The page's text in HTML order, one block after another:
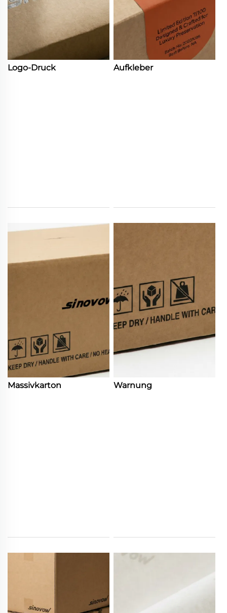
Logo-Druck Aufkleber
Massivkarton Warnung